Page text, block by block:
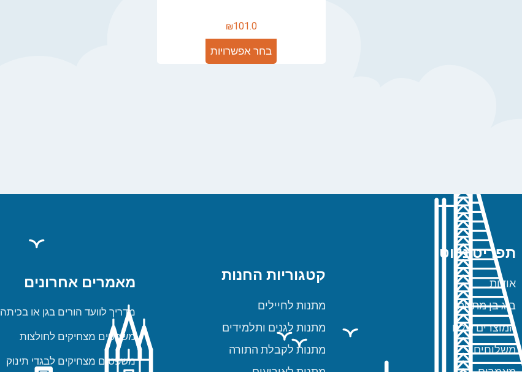
₪101.0
בחר אפשרויות
תפריט ניווט
אודות
ביג בן מתנות
המוצרים שלנו
משלוחים
קטגוריות החנות
מתנות לחיילים
מתנות לגנים ותלמידים
מתנות לקבלת התורה
מאמרים אחרונים
מדריך לוועד הורים בגן או בכיתה
משפטים מצחיקים לחולצות
משפטים מצחיקים לבגדי תינוק